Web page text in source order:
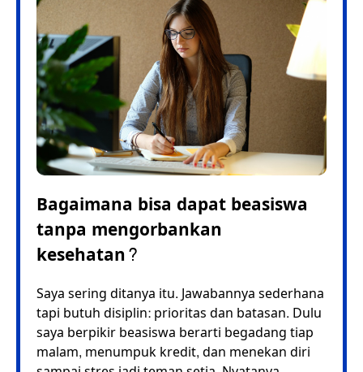
Bagaimana bisa dapat beasiswa
tanpa mengorbankan
kesehatan?
Saya sering ditanya itu. Jawabannya sederhana
tapi butuh disiplin: prioritas dan batasan. Dulu
saya berpikir beasiswa berarti begadang tiap
malam, menumpuk kredit, dan menekan diri